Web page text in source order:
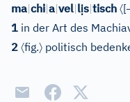
ma|chi|a|vel|lịs|tisch 〈[
1 in der Art des
2 〈fig.〉 politisch